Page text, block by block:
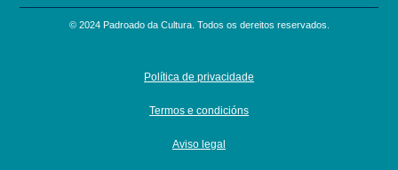
© 2024 Padroado da Cultura. Todos os dereitos reservados.
Política de privacidade
Termos e condicións
Aviso legal